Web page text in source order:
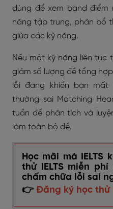
dùng để xem band điểm
năng tập trung, phân bổ
giữa các kỹ năng.
Nếu một kỹ năng liên tục
giảm số lượng đề tổng
lỗi đang khiến bạn mất
thường sai Matching
tuần để phân tích và
làm toàn bộ đề.
Học mãi mà IELTS
thử IELTS miễn
chấm chữa lỗi sai
👉 Đăng ký học thử